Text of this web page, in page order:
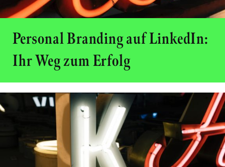
Personal Branding auf LinkedIn:
Ihr Weg zum Erfolg